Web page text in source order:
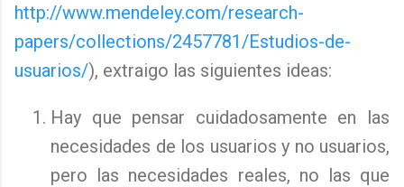
http://www.mendeley.com/research-
papers/collections/2457781/Estudios-de-
usuarios/), extraigo las siguientes ideas:
Hay que pensar cuidadosamente en las
necesidades de los usuarios y no usuarios,
pero las necesidades reales, no las que